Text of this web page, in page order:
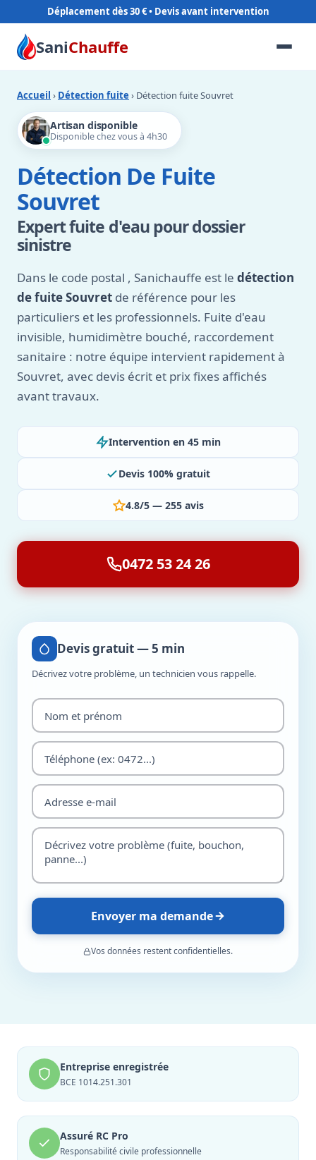
Déplacement dès 30 €
SaniChauffe
Accueil › Détection fuite › Détection fuite Souvret
Artisan disponible
Disponible chez vous à 4h30
Détection De Fuite
Souvret
Expert fuite d'eau pour dossier
sinistre
Dans le code postal , Sanichauffe est le détection
de fuite Souvret de référence pour les
particuliers et les professionnels. Fuite d'eau
invisible, humidimètre bouché, raccordement
sanitaire : notre équipe intervient rapidement à
Souvret, avec devis écrit et prix fixes affichés
avant travaux.
Intervention en 45 min
Devis 100% gratuit
4.8/5 — 255 avis
0472 53 24 26
Devis gratuit — 5 min
Décrivez votre problème, un technicien vous rappelle.
Envoyer ma demande
Vos données restent confidentielles.
Entreprise enregistrée
BCE 1014.251.301
Assuré RC Pro
Responsabilité civile professionnelle